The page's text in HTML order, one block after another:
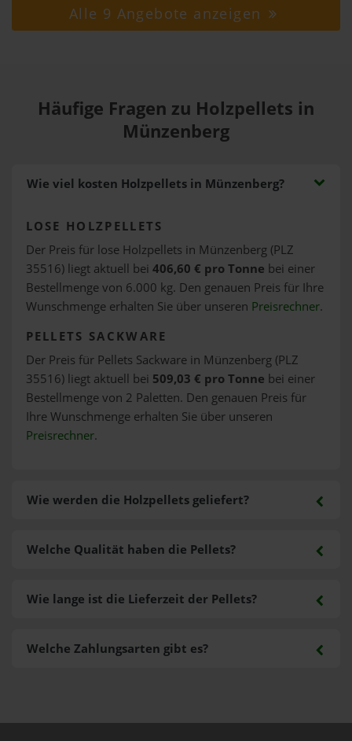
Alle 9 Angebote anzeigen
Häufige Fragen zu Holzpellets in
Münzenberg
Wie viel kosten Holzpellets in Münzenberg?
LOSE HOLZPELLETS
Der Preis für lose Holzpellets in Münzenberg (PLZ
35516) liegt aktuell bei 406,60 € pro Tonne bei einer
Bestellmenge von 6.000 kg. Den genauen Preis für Ihre
Wunschmenge erhalten Sie über unseren Preisrechner.
PELLETS SACKWARE
Der Preis für Pellets Sackware in Münzenberg (PLZ
35516) liegt aktuell bei 509,03 € pro Tonne bei einer
Bestellmenge von 2 Paletten. Den genauen Preis für
Ihre Wunschmenge erhalten Sie über unseren
Preisrechner.
Wie werden die Holzpellets geliefert?
Welche Zahlungsarten gibt es?
Welche Qualität haben die Pellets?
Wie lange ist die Lieferzeit der Pellets?